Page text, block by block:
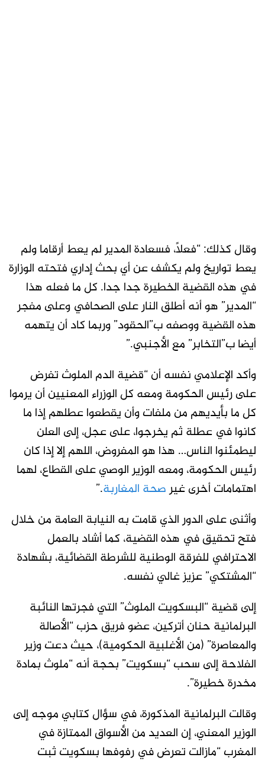
وقال كذلك: “فعلاً، فسعادة المدير لم يعط أرقاما ولم
يعط تواريخ ولم يكشف عن أي بحث إداري فتحته الوزارة
في هذه القضية الخطيرة جدا جدا. كل ما فعله هذا
“المدير” هو أنه أطلق النار على الصحافي وعلى مفجر
هذه القضية ووصفه ب”الحقود” وربما كاد أن يتهمه
أيضا ب”التخابر” مع الأجنبي.”
وأكد الإعلامي نفسه أن “قضية الدم الملوث تفرض
على رئيس الحكومة ومعه كل الوزراء المعنيين أن يرموا
كل ما بأيديهم من ملفات وأن يقطعوا عطلهم إذا ما
كانوا في عطلة ثم يخرجوا، على عجل، إلى العلن
ليطمئنوا الناس… هذا هو المفروض، اللهم إلا إذا كان
رئيس الحكومة، ومعه الوزير الوصي على القطاع، لهما
اهتمامات أخرى غيرصحة المغاربة.”
وأثنى على الدور الذي قامت به النيابة العامة من خلال
فتح تحقيق في هذه القضية، كما أشاد بالعمل
الاحترافي للفرقة الوطنية للشرطة القضائية، بشهادة
“المشتكي” عزيز غالي نفسه.
إلى قضية “البسكويت الملوث” التي فجرتها النائبة
البرلمانية حنان أتركين، عضو فريق حزب “الأصالة
والمعاصرة” (من الأغلبية الحكومية)، حيث دعت وزير
الفلاحة إلى سحب “بسكويت” بحجة أنه “ملوث بمادة
مخدرة خطيرة”.
وقالت البرلمانية المذكورة، في سؤال كتابي موجه إلى
الوزير المعني، إن العديد من الأسواق الممتازة في
المغرب “مازالت تعرض في رفوفها بسكويت ثبت